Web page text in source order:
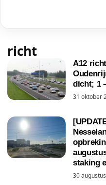
richt
A12
dicht; 1
31 oktober
staking
30